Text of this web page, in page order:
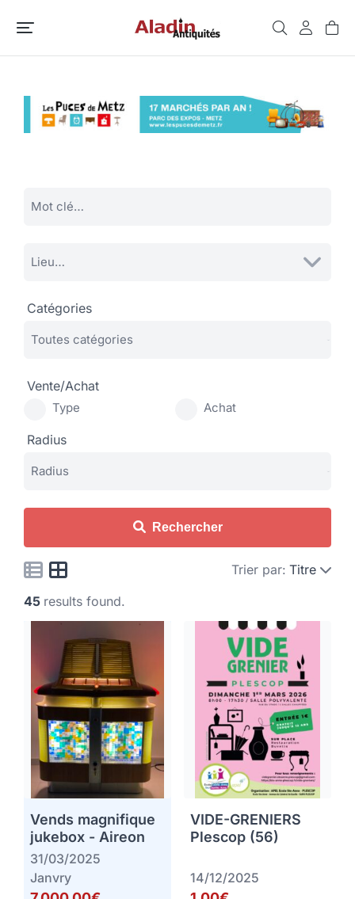
Catégories
Vente/Achat
Type Achat
Radius
Rechercher
Trier par: Titre
45 results found.
Vends magnifique
jukebox - Aireon
31/03/2025
Janvry
VIDE-GRENIERS
Plescop (56)
14/12/2025